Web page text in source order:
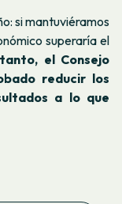
si mantuviéramos
superaría el
el Consejo
reducir los
a lo que